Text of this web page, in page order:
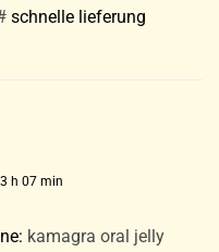
schnelle lieferung
h 07 min
kamagra oral jelly